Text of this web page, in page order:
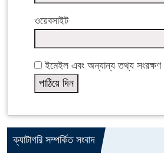
ওয়েবসাইট
ইমেইল এবং অন্যান্য তথ্য
ক্যাটাগরি সম্পর্কিত সংবাদ